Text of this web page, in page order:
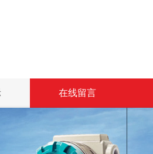
在线留言